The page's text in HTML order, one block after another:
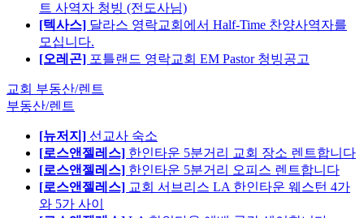
트 사역자 청빙 (전도사님)
[텍사스] 달라스 영락교회에서 Half-Time 찬양사역자를
모십니다.
[오레곤] 포틀랜드 영락교회 EM Pastor 청빙공고
교회 부동산/렌트
부동산/렌트
[뉴저지] 선교사 숙소
[로스앤젤레스] 한인타운 5분거리 교회 장소 렌트합니다
[로스앤젤레스] 한인타운 5분거리 오피스 렌트합니다
[로스앤젤레스] 교회 서브리스 LA 한인타운 웨스턴 4가
와 5가 사이